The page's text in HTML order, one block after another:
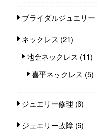
ブライダルジュエリー
ネックレス (21)
地金ネックレス (11)
喜平ネックレス (5)
ジュエリー修理 (6)
ジュエリー故障 (6)